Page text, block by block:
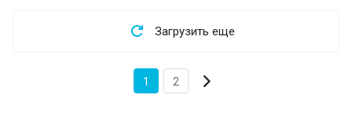
Загрузить еще
1 2